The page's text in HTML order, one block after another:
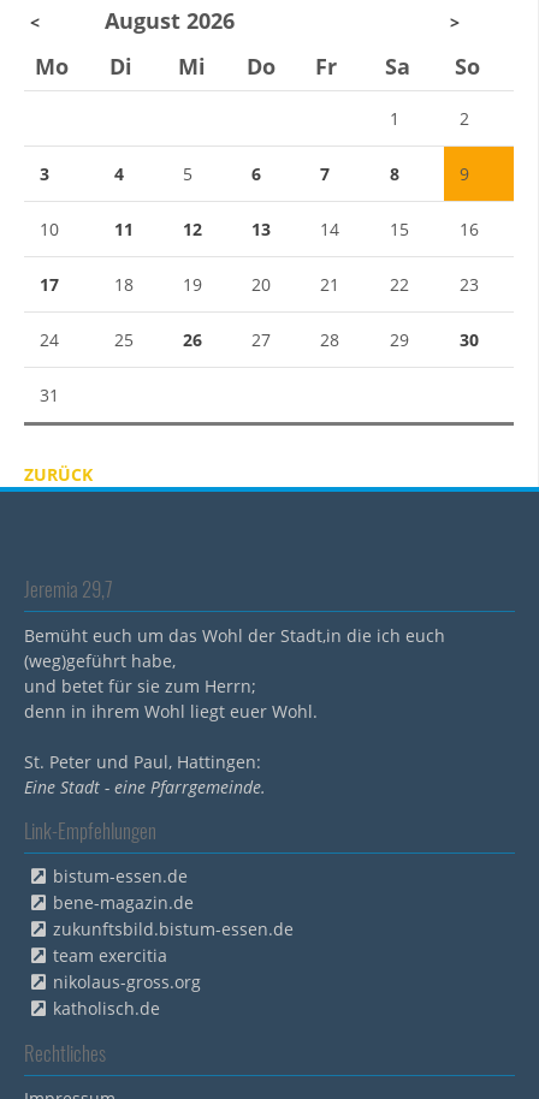
< August 2026 >
Mo Di Mi Do Fr Sa So
1 2
3 4 5 6 7 8 9
10 11 12 13 14 15 16
17 18 19 20 21 22 23
24 25 26 27 28 29 30
31
ZURÜCK
Jeremia 29,7
Bemüht euch um das Wohl der Stadt,in die ich euch
(weg)geführt habe,
und betet für sie zum Herrn;
denn in ihrem Wohl liegt euer Wohl.
St. Peter und Paul, Hattingen:
Eine Stadt - eine Pfarrgemeinde.
Link-Empfehlungen
bistum-essen.de
bene-magazin.de
zukunftsbild.bistum-essen.de
team exercitia
nikolaus-gross.org
katholisch.de
Rechtliches